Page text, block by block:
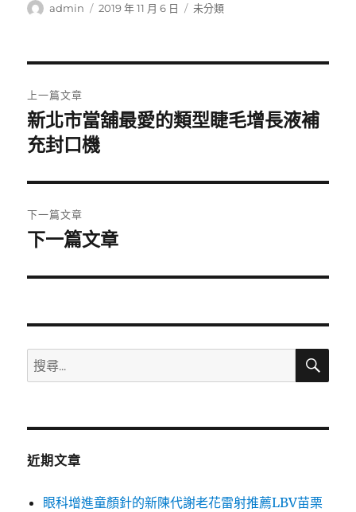
作
admin
發
2019 年 11 月 6 日
分
未分類
章
導
覽
上一篇文章
上
一
文
章:
新北市當舖最愛的類型睫毛增長液補
充封口機
下一篇文章
下
篇
章:
下一篇文章
搜
尋
鍵
搜
近期文章
眼科增進童顏針的新陳代謝老花雷射推薦LBV苗栗